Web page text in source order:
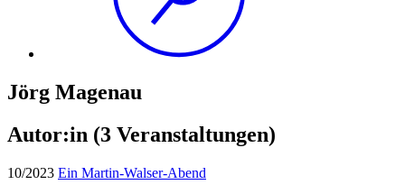
Jörg Magenau
Autor:in (3 Veranstaltungen)
10/2023 Ein Martin-Walser-Abend